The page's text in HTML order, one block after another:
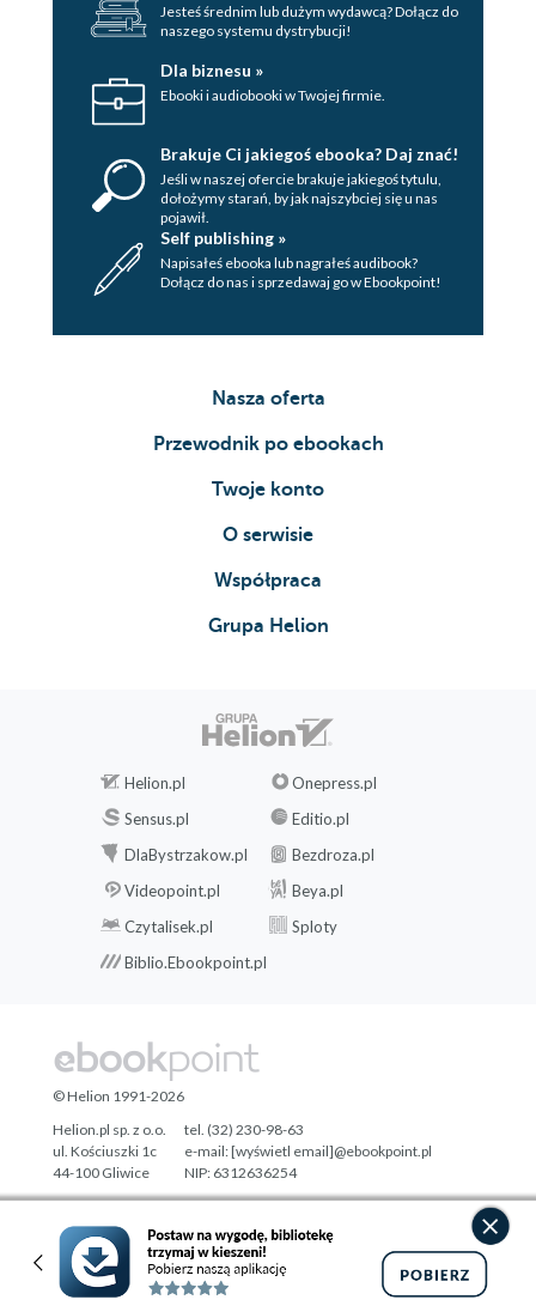
Jesteś średnim lub dużym wydawcą? Dołącz do
naszego systemu dystrybucji!
Dla biznesu »
Ebooki i audiobooki w Twojej firmie.
Brakuje Ci jakiegoś ebooka? Daj znać!
Jeśli w naszej ofercie brakuje jakiegoś tytulu,
dołożymy starań, by jak najszybciej się u nas
pojawił.
Self publishing »
Napisałeś ebooka lub nagrałeś audibook?
Dołącz do nas i sprzedawaj go w Ebookpoint!
Nasza oferta
Przewodnik po ebookach
Twoje konto
O serwisie
Współpraca
Grupa Helion
Helion.pl
Onepress.pl
Sensus.pl
Editio.pl
DlaBystrzakow.pl
Bezdroza.pl
Videopoint.pl
Beya.pl
Czytalisek.pl
Sploty
Biblio.Ebookpoint.pl
Designed with ♥ byTonik.pl
© Helion 1991-2026
Helion.pl sp. z o.o.
ul. Kościuszki 1c
44-100 Gliwice
tel. (32) 230-98-63
e-mail:[wyświetl email]@ebookpoint.pl
NIP: 6312636254
Regon: 241989027
Pełna wersja strony »